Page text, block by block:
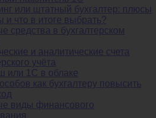
или штатный бухгалтер: плюсы
и что в итоге выбрать?
средства в бухгалтерском
и аналитические счета
учёта
или 1С в облаке
как бухгалтеру повысить
виды финансового